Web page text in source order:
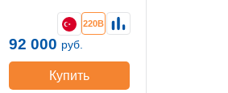
220В
92 000 руб.
Купить